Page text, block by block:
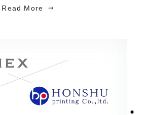
Read More